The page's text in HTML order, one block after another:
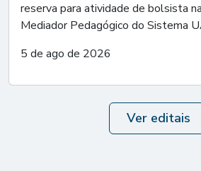
reserva para atividade de bolsista
Mediador Pedagógico do Sistema
5 de ago de 2026
Ver editais